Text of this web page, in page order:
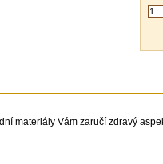
materiály Vám zaručí zdravý